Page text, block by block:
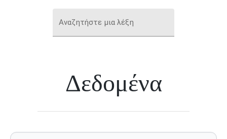
Αναζητήστε μια λέξη
Δεδομένα